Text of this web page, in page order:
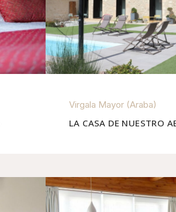
Virgala Mayor (Araba)
LA CASA DE NUESTRO